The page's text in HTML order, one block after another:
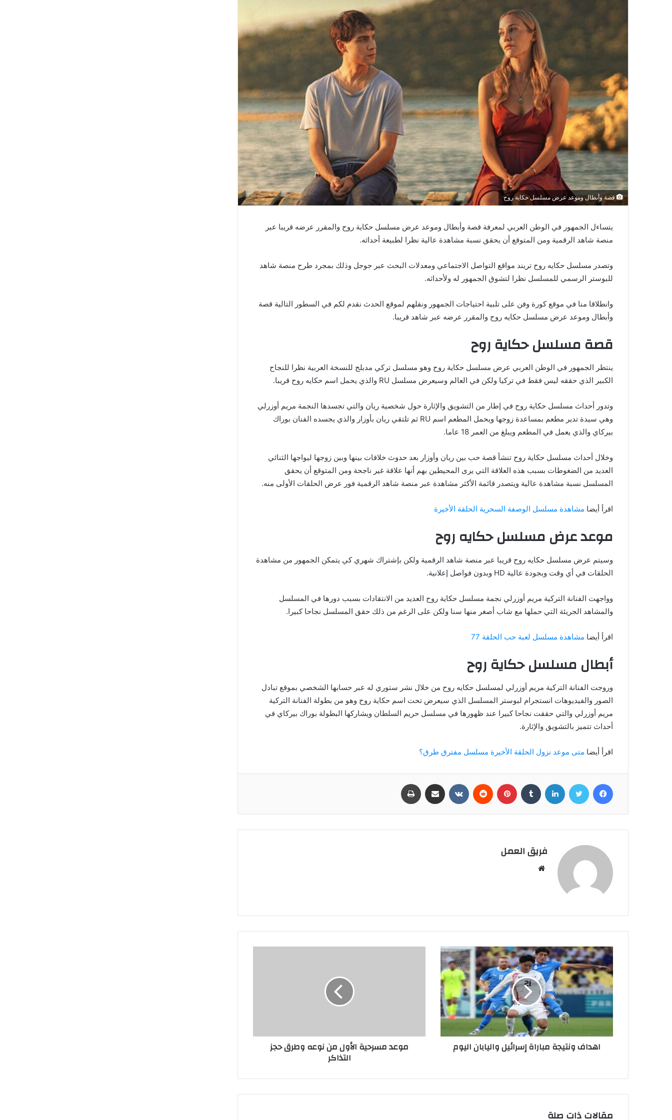
قصة وأبطال وموعد عرض مسلسل حكاية روح
يتساءل الجمهور في الوطن العربي لمعرفة قصة وأبطال وموعد عرض مسلسل حكاية روح والمقرر عرضه قريبا عبر
منصة شاهد الرقمية ومن المتوقع أن يحقق نسبة مشاهدة عالية نظرا لطبيعة أحداثه.
وتصدر مسلسل حكايه روح تريند مواقع التواصل الاجتماعي ومعدلات البحث عبر جوجل وذلك بمجرد طرح منصة شاهد
للبوستر الرسمي للمسلسل نظرا لتشوق الجمهور له ولأحداثه.
وانطلاقا منا في موقع كورة وفن على تلبية احتياجات الجمهور ونقلهم لموقع الحدث نقدم لكم في السطور التالية قصة
وأبطال وموعد عرض مسلسل حكايه روح والمقرر عرضه عبر شاهد قريبا.
قصة مسلسل حكاية روح
ينتظر الجمهور في الوطن العربي عرض مسلسل حكاية روح وهو مسلسل تركي مدبلج للنسخة العربية نظرا للنجاح
الكبير الذي حققه ليس فقط في تركيا ولكن في العالم وسيعرض مسلسل RU والذي يحمل اسم حكايه روح قريبا.
وتدور أحداث مسلسل حكاية روح في إطار من التشويق والإثارة حول شخصية ريان والتي تجسدها النجمة مريم أوزرلي
وهي سيدة تدير مطعم بمساعدة زوجها ويحمل المطعم اسم RU ثم تلتقي ريان بأوزار والذي يجسده الفنان بوراك
بيركاي والذي يعمل في المطعم ويبلغ من العمر 18 عاما.
وخلال أحداث مسلسل حكاية روح تنشأ قصة حب بين ريان وأوزار بعد حدوث خلافات بينها وبين زوجها ليواجها الثنائي
العديد من الضغوطات بسبب هذه العلاقة التي يرى المحيطين بهم أنها علاقة غير ناجحة ومن المتوقع أن يحقق
المسلسل نسبة مشاهدة عالية ويتصدر قائمة الأكثر مشاهدة عبر منصة شاهد الرقمية فور عرض الحلقات الأولى منه.
اقرأ أيضا مشاهدة مسلسل الوصفة السحرية الحلقة الأخيرة
موعد عرض مسلسل حكايه روح
وسيتم عرض مسلسل حكايه روح قريبا عبر منصة شاهد الرقمية ولكن بإشتراك شهري كي يتمكن الجمهور من مشاهدة
الحلقات في أي وقت وبجودة عالية HD وبدون فواصل إعلانية.
وواجهت الفنانة التركية مريم أوزرلي نجمة مسلسل حكاية روح العديد من الانتقادات بسبب دورها في المسلسل
والمشاهد الجريئة التي حملها مع شاب أصغر منها سنا ولكن على الرغم من ذلك حقق المسلسل نجاحا كبيرا.
اقرأ أيضا مشاهدة مسلسل لعبة حب الحلقة 77
أبطال مسلسل حكاية روح
وروجت الفنانة التركية مريم أوزرلي لمسلسل حكايه روح من خلال نشر ستوري له عبر حسابها الشخصي بموقع تبادل
الصور والفيديوهات انستجرام لبوستر المسلسل الذي سيعرض تحت اسم حكاية روح وهو من بطولة الفنانة التركية
مريم أوزرلي والتي حققت نجاحا كبيرا عند ظهورها في مسلسل حريم السلطان ويشاركها البطولة بوراك بيركاي في
أحداث تتميز بالتشويق والإثارة.
اقرأ أيضا متى موعد نزول الحلقة الأخيرة مسلسل مفترق طرق؟
فيسبوك تويتر لينكدإن بينتيريست مشاركة عبر البريد
فريق العمل
اهداف ونتيجة مباراة إسرائيل واليابان اليوم موعد مسرحية الأول من نوعه وطرق حجز
التذاكر
مقالات ذات صلة